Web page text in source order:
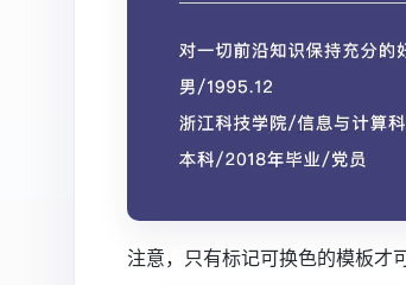
注意，只有标记可换色的模板才